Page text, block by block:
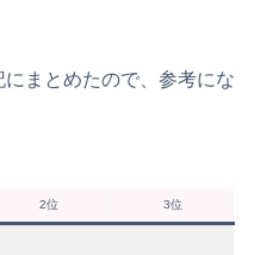
まとめたので、参考にな
2位 3位